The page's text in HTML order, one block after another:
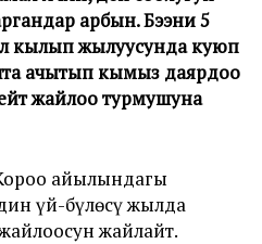
арбын. Бээни 5
кылып жылуусунда куюп
ачытып кымыз даярдоо
жайлоо турмушуна
айылындагы
үй-бүлөсү жылда
жайлайт.